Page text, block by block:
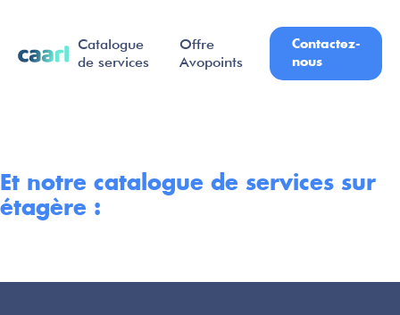
Catalogue
de services
Offre
Avopoints
Contactez-
nous
Et notre catalogue de services sur
étagère :